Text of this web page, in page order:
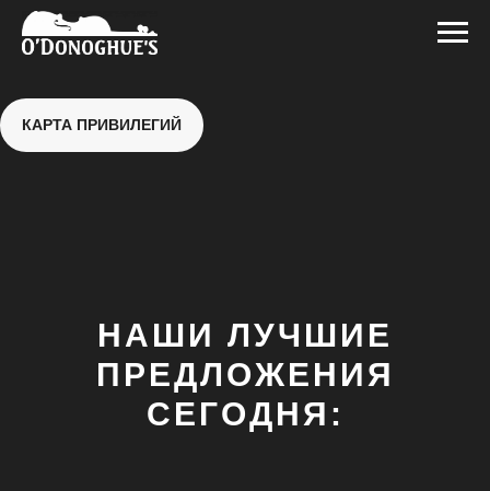
КАРТА ПРИВИЛЕГИЙ
НАШИ ЛУЧШИЕ
ПРЕДЛОЖЕНИЯ
СЕГОДНЯ: